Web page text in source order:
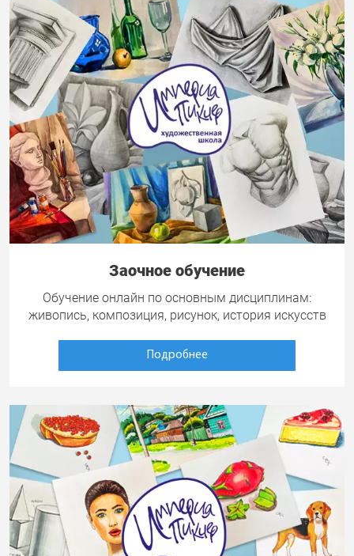
Заочное обучение
Обучение онлайн по основным дисциплинам:
живопись, композиция, рисунок, история искусств
Подробнее